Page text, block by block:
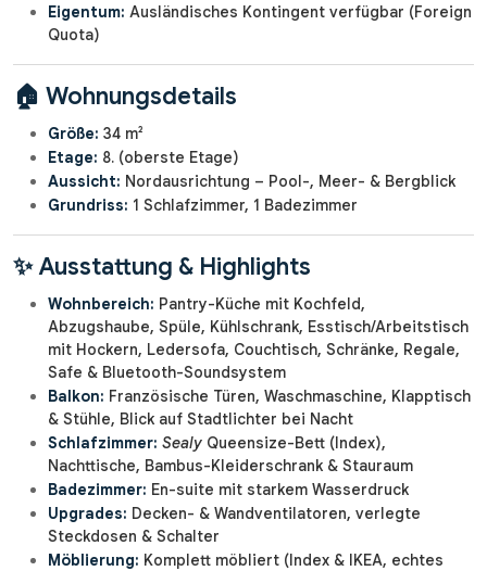
Eigentum: Ausländisches Kontingent verfügbar (Foreign
Quota)
🏠 Wohnungsdetails
Größe: 34 m²
Etage: 8. (oberste Etage)
Aussicht: Nordausrichtung – Pool-, Meer- & Bergblick
Grundriss: 1 Schlafzimmer, 1 Badezimmer
✨ Ausstattung & Highlights
Wohnbereich: Pantry-Küche mit Kochfeld,
Abzugshaube, Spüle, Kühlschrank, Esstisch/Arbeitstisch
mit Hockern, Ledersofa, Couchtisch, Schränke, Regale,
Safe & Bluetooth-Soundsystem
Balkon: Französische Türen, Waschmaschine, Klapptisch
& Stühle, Blick auf Stadtlichter bei Nacht
Schlafzimmer: Sealy Queensize-Bett (Index),
Nachttische, Bambus-Kleiderschrank & Stauraum
Badezimmer: En-suite mit starkem Wasserdruck
Upgrades: Decken- & Wandventilatoren, verlegte
Steckdosen & Schalter
Möblierung: Komplett möbliert (Index & IKEA, echtes